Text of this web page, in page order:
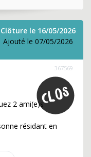
Clôture le 16/05/2026
Ajouté le 07/05/2026
367569
2 ami(e)s
résidant en